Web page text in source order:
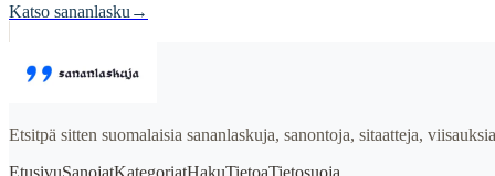
Katso sananlasku →
Etsitpä sitten suomalaisia sananlaskuja, sanontoja, sitaatteja,
EtusivuSanojatKategoriatHakuTietoaTietosuoja